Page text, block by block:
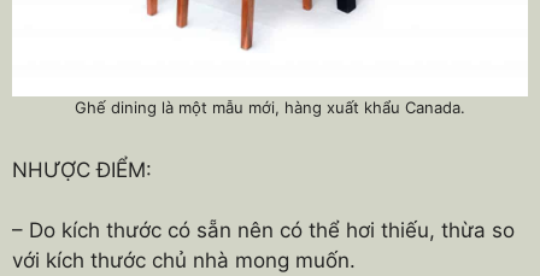
Ghế dining là một mẫu mới, hàng xuất khẩu Canada.
NHƯỢC ĐIỂM:
– Do kích thước có sẵn nên có thể hơi thiếu, thừa so
với kích thước chủ nhà mong muốn.